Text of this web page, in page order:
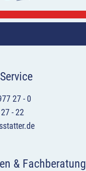
27 - 0
- 22
& Fachberatung